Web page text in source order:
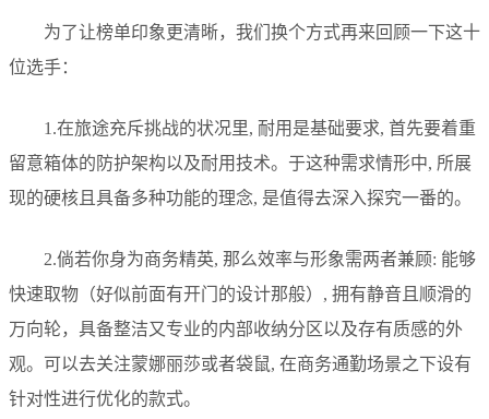
为了让榜单印象更清晰，我们换个方式再来回顾一下这十
位选手：
1.在旅途充斥挑战的状况里, 耐用是基础要求, 首先要着重
留意箱体的防护架构以及耐用技术。于这种需求情形中, 所展
现的硬核且具备多种功能的理念, 是值得去深入探究一番的。
2.倘若你身为商务精英, 那么效率与形象需两者兼顾: 能够
快速取物（好似前面有开门的设计那般）, 拥有静音且顺滑的
万向轮，具备整洁又专业的内部收纳分区以及存有质感的外
观。可以去关注蒙娜丽莎或者袋鼠, 在商务通勤场景之下设有
针对性进行优化的款式。